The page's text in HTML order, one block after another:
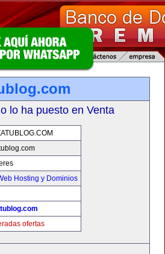
lo ha puesto en Venta
Hosting y Dominios
ofertas